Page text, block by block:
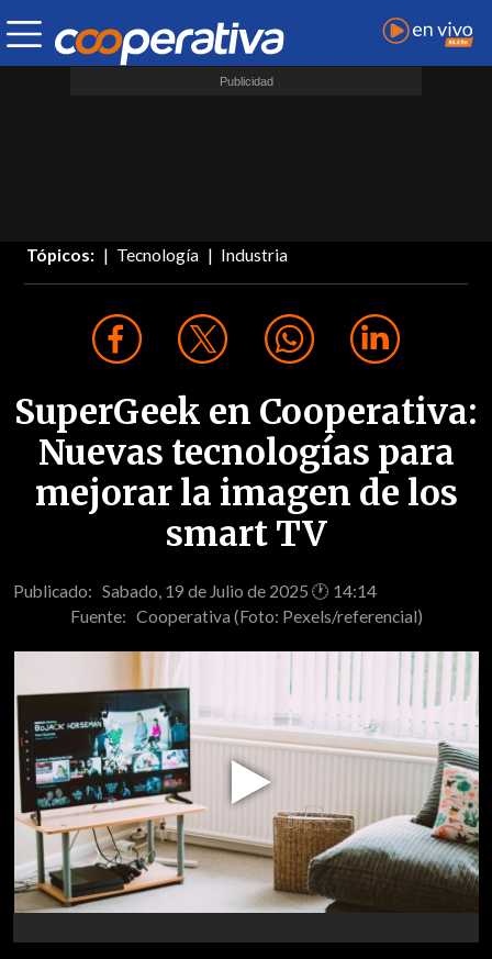
Tópicos: Tecnología Industria
SuperGeek en Cooperativa:
Nuevas tecnologías para
mejorar la imagen de los
smart TV
Publicado: Sabado, 19 de Julio de 2025 🕐 14:14
Fuente: Cooperativa (Foto: Pexels/referencial)
Video